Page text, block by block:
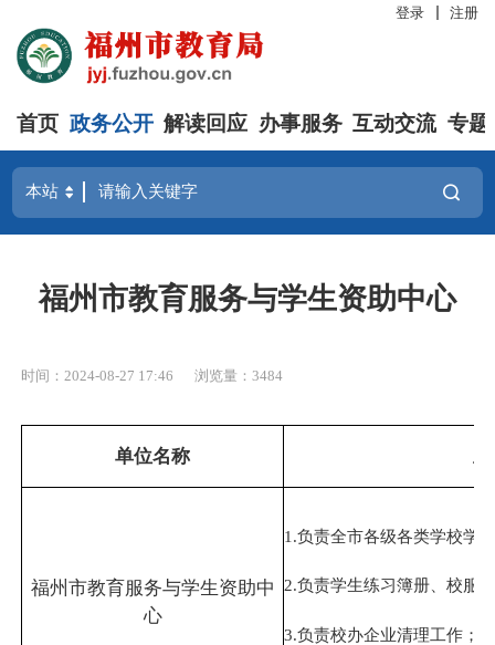
登录 注册
首页 政务公开 解读回应 办事服务 互动交流 专题
福州市教育服务与学生资助中心
时间：2024-08-27 17:46 浏览量：3484
单位名称
福州市教育服务与学生资助中
心
1.负责全市各级各类学校学
2.负责学生练习簿册、校服
3.负责校办企业清理工作；